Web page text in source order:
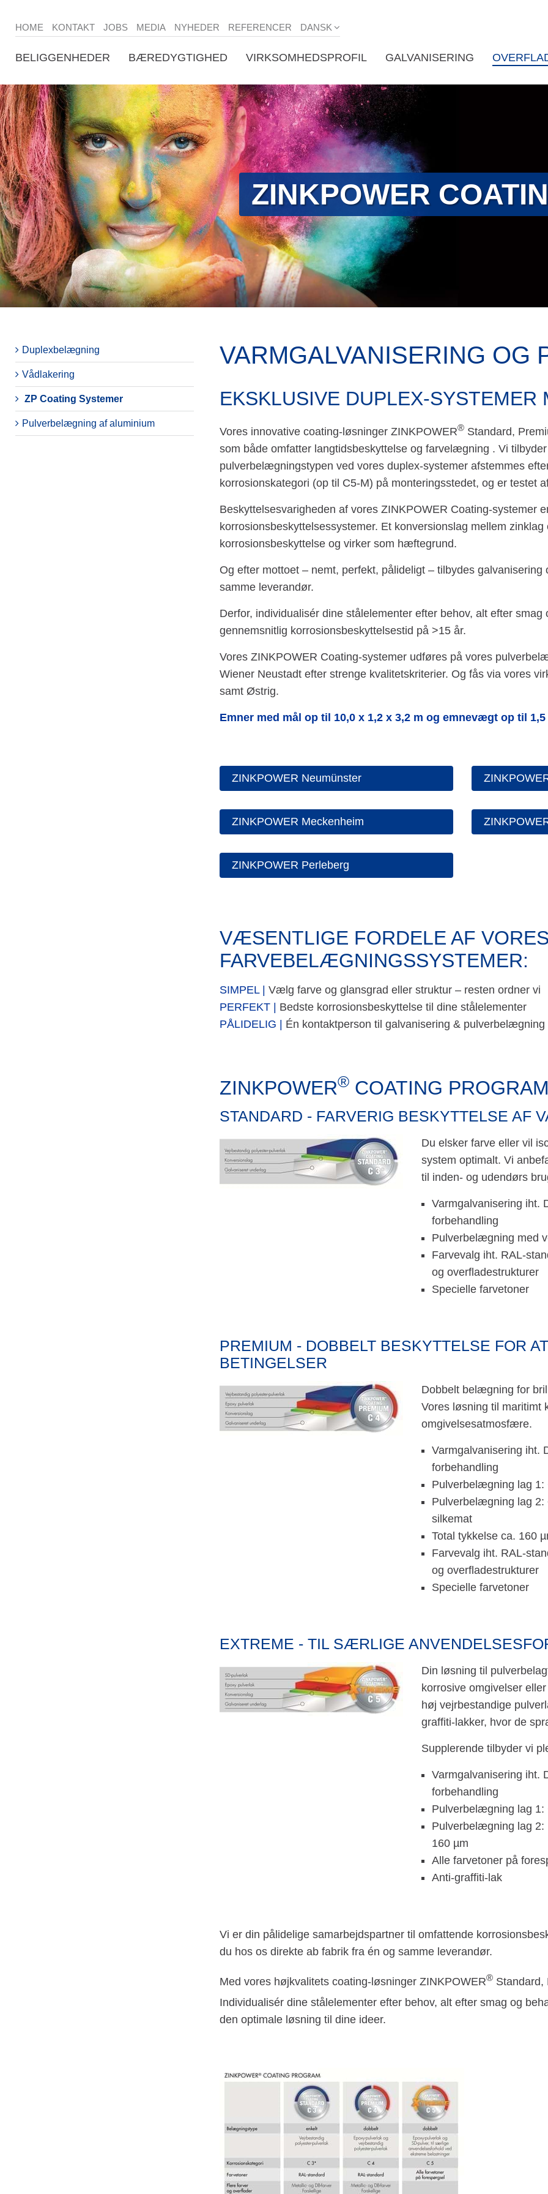
HOME KONTAKT JOBS MEDIA NYHEDER REFERENCER DANSK
BELIGGENHEDER BÆREDYGTIGHED VIRKSOMHEDSPROFIL GALVANISERING
ZINKPOWER
Duplexbelægning
Vådlakering
ZP Coating Systemer
Pulverbelægning af aluminium
VARM­GALVANISERING
EKSKLUSIVE DUPLEX-SYSTEMER
Vores innovative coating-løsninger ZINKPOWER®Standard,
som både omfatter langtidsbeskyttelse og farvelægning . Vi
pulverbelægningstypen ved vores duplex-systemer afstemmes
korrosionskategori (op til C5-M) på monteringsstedet, og er testet
Beskyttelsesvarigheden af vores ZINKPOWER Coating-systemer
korrosionsbeskyttelsessystemer. Et konversionslag mellem
korrosionsbeskyttelse og virker som hæftegrund.
Og efter mottoet – nemt, perfekt, pålideligt – tilbydes
samme leverandør.
Derfor, individualisér dine stålelementer efter behov, alt efter
gennemsnitlig korrosionsbeskyttelsestid på >15 år.
Vores ZINKPOWER Coating-systemer udføres på vores
Wiener Neustadt efter strenge kvalitetskriterier. Og fås via vores
samt Østrig.
Emner med mål op til 10,0 x 1,2 x 3,2 m og emnevægt op til
ZINKPOWER Neumünster
ZINKPOWER Meckenheim
ZINKPOWER Perleberg
VÆSENTLIGE FORDELE AF
FARVEBELÆGNINGSSYSTEMER:
SIMPEL | Vælg farve og glansgrad eller struktur – resten ordner vi
PERFEKT | Bedste korrosionsbeskyttelse til dine stålelementer
PÅLIDELIG | Én kontaktperson til galvanisering & pulverbelægning
ZINKPOWER®COATING
STANDARD - FARVERIG BESKYTTELSE AF
Du elsker farve eller vil
system optimalt. Vi
til inden- og udendørs
Varmgalvanisering iht.
forbehandling
Pulverbelægning med
Farvevalg iht. RAL-
og overfladestrukturer
Specielle farvetoner
PREMIUM - DOBBELT BESKYTTELSE FOR
BETINGELSER
Dobbelt belægning for
Vores løsning til maritimt
omgivelsesatmosfære.
Varmgalvanisering iht.
forbehandling
Pulverbelægning lag 1:
Pulverbelægning lag 2:
silkemat
Total tykkelse ca. 160
Farvevalg iht. RAL-
og overfladestrukturer
Specielle farvetoner
EXTREME - TIL SÆRLIGE
Din løsning til
korrosive omgivelser
høj vejrbestandige
graffiti-lakker, hvor de
Supplerende tilbyder vi
Varmgalvanisering iht.
forbehandling
Pulverbelægning lag 1:
Pulverbelægning lag 2:
160 µm
Alle farvetoner på
Anti-graffiti-lak
Vi er din pålidelige samarbejdspartner til omfattende
du hos os direkte ab fabrik fra én og samme leverandør.
Med vores højkvalitets coating-løsninger ZINKPOWER®Standard,
Individualisér dine stålelementer efter behov, alt efter smag og
den optimale løsning til dine ideer.